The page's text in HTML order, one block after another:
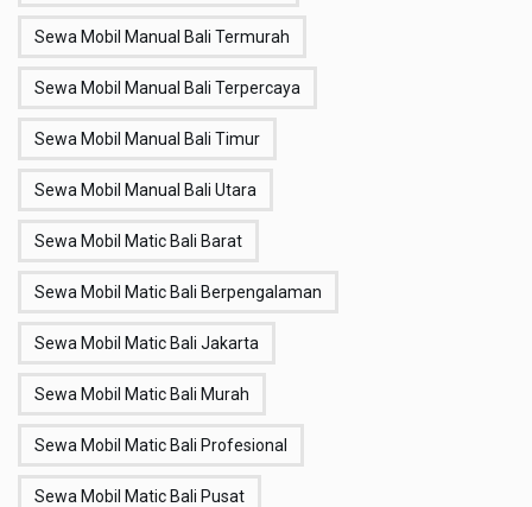
Sewa Mobil Manual Bali Termurah
Sewa Mobil Manual Bali Terpercaya
Sewa Mobil Manual Bali Timur
Sewa Mobil Manual Bali Utara
Sewa Mobil Matic Bali Barat
Sewa Mobil Matic Bali Berpengalaman
Sewa Mobil Matic Bali Jakarta
Sewa Mobil Matic Bali Murah
Sewa Mobil Matic Bali Profesional
Sewa Mobil Matic Bali Pusat